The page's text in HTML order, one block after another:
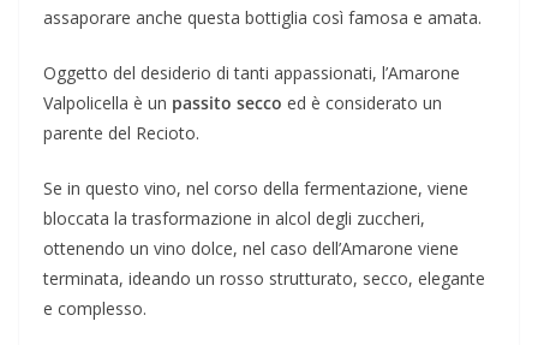
assaporare anche questa bottiglia così famosa e amata.
Oggetto del desiderio di tanti appassionati, l’Amarone
Valpolicella è un passito secco ed è considerato un
parente del Recioto.
Se in questo vino, nel corso della fermentazione, viene
bloccata la trasformazione in alcol degli zuccheri,
ottenendo un vino dolce, nel caso dell’Amarone viene
terminata, ideando un rosso strutturato, secco, elegante
e complesso.